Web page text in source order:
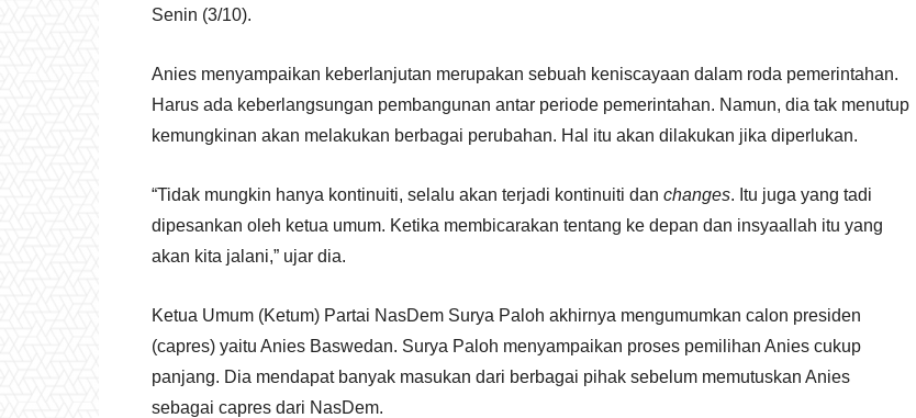
Senin (3/10).
Anies menyampaikan keberlanjutan merupakan sebuah keniscayaan dalam roda pemerintahan.
Harus ada keberlangsungan pembangunan antar periode pemerintahan. Namun, dia tak menutup
kemungkinan akan melakukan berbagai perubahan. Hal itu akan dilakukan jika diperlukan.
“Tidak mungkin hanya kontinuiti, selalu akan terjadi kontinuiti dan changes. Itu juga yang tadi
dipesankan oleh ketua umum. Ketika membicarakan tentang ke depan dan insyaallah itu yang
akan kita jalani,” ujar dia.
Ketua Umum (Ketum) Partai NasDem Surya Paloh akhirnya mengumumkan calon presiden
(capres) yaitu Anies Baswedan. Surya Paloh menyampaikan proses pemilihan Anies cukup
panjang. Dia mendapat banyak masukan dari berbagai pihak sebelum memutuskan Anies
sebagai capres dari NasDem.